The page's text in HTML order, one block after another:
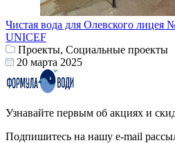
Чистая вода для Олевского лицея
UNICEF
Проекты, Социальные проекты
20 марта 2025
Узнавайте первым об акциях и
Подпишитесь на нашу e-mail